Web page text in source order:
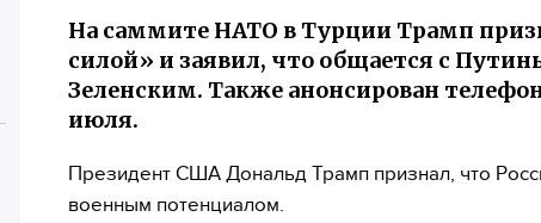
На саммите НАТО в Турции Трамп
силой» и заявил, что общается с
Зеленским. Также анонсирован
июля.
Президент США Дональд Трамп признал, что
военным потенциалом.